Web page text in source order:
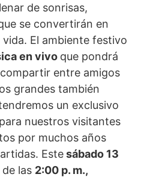
de sonrisas,
se convertirán en
El ambiente festivo
en vivo que pondrá
entre amigos
grandes también
un exclusivo
para nuestros visitantes
por muchos años
Estesábado 13
las 2:00 p. m.,